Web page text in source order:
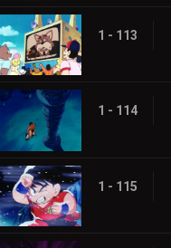
1 - 113
1 - 114
1 - 115